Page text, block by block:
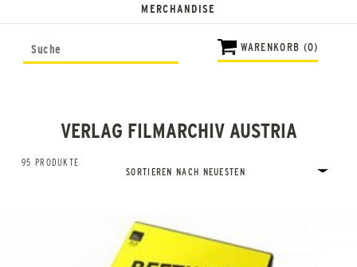
MERCHANDISE
WARENKORB (0)
VERLAG FILMARCHIV AUSTRIA
95 PRODUKTE